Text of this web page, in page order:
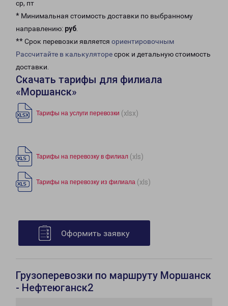
ср, пт
* Минимальная стоимость доставки по выбранному
направлению: руб.
** Срок перевозки является ориентировочным
Рассчитайте в калькуляторесрок и детальную стоимость
доставки.
Скачать тарифы для филиала
«Моршанск»
Тарифы на услуги перевозки (xlsx)
Тарифы на перевозку в филиал (xls)
Тарифы на перевозку из филиала (xls)
Оформить заявку
Грузоперевозки по маршруту Моршанск
- Нефтеюганск2